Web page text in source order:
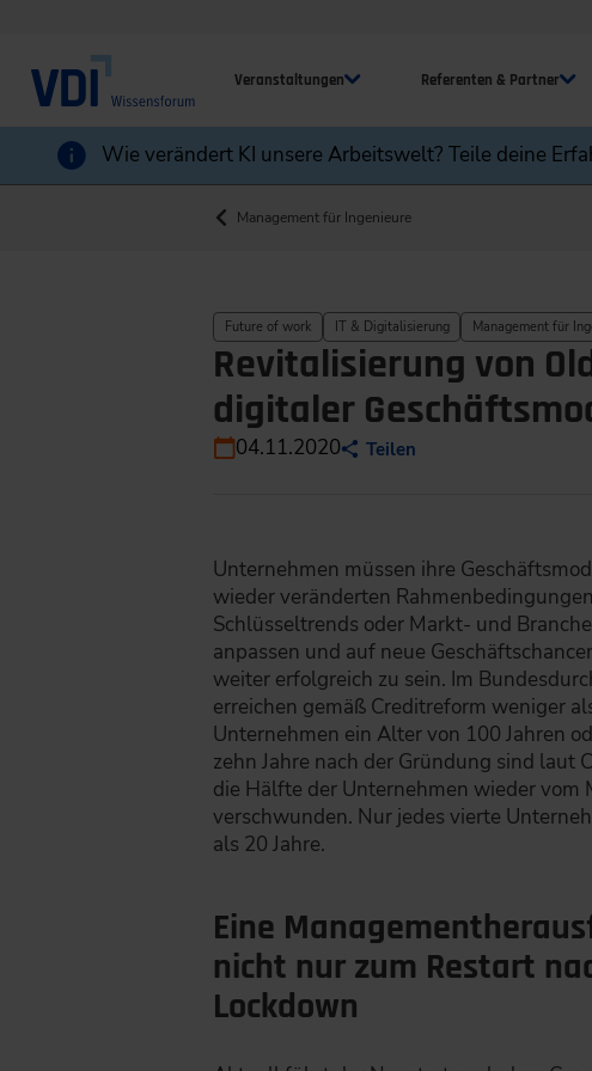
Veranstaltungen Referenten & Partner
Wie verändert KI unsere Arbeitswelt? Teile deine
Management für Ingenieure
Future of work IT & Digitalisierung Management für
Revitalisierung von
digitaler
04.11.2020 Teilen
Unternehmen müssen ihre
wieder veränderten
Schlüsseltrends oder Markt- und
anpassen und auf neue
weiter erfolgreich zu sein. Im
erreichen gemäß Creditreform weniger
Unternehmen ein Alter von 100 Jahren
zehn Jahre nach der Gründung sind laut
die Hälfte der Unternehmen wieder vom
verschwunden. Nur jedes vierte
als 20 Jahre.
Eine
nicht nur zum Restart
Lockdown